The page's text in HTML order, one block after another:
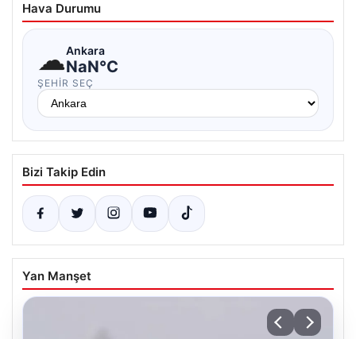
Hava Durumu
☁Ankara
NaN°C
ŞEHIR SEÇ
Bizi Takip Edin
Yan Manşet